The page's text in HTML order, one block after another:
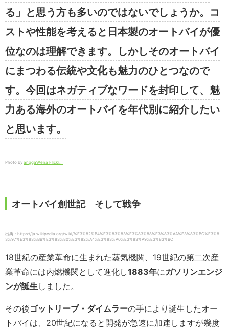
る」と思う方も多いのではないでしょうか。コ
ストや性能を考えると日本製のオートバイが優
位なのは理解できます。しかしそのオートバイ
にまつわる伝統や文化も魅力のひとつなので
す。今回はネガティブなワードを封印して、魅
力ある海外のオートバイを年代別に紹介したい
と思います。
Photo by anggaWena Flickr…
オートバイ創世記 そして戦争
出典：https://ja.wikipedia.org/wiki/%E3%82%B4%E3%83%83%E3%83%88%E3%83%AA%E3%83%BC%E3%8
3%97%E3%83%BB%E3%83%80%E3%82%A4%E3%83%A0%E3%83%A9%E3%83%BC
18世紀の産業革命に生まれた蒸気機関、19世紀の第二次産
業革命には内燃機関として進化し1883年にガソリンエンジ
ンが誕生しました。
その後ゴットリープ・ダイムラーの手により誕生したオー
トバイは、20世紀になると開発が急速に加速しますが幾度